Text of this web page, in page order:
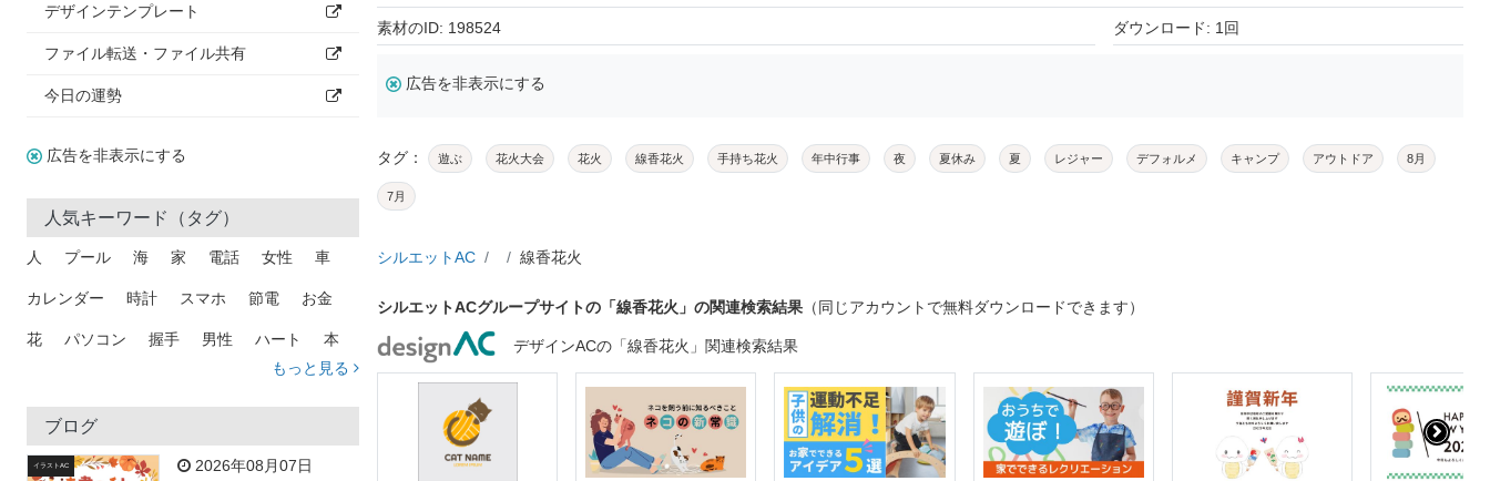
デザインテンプレート
ファイル転送・ファイル共有
今日の運勢
広告を非表示にする
人気キーワード（タグ）
人 プール 海 家 電話 女性 車
カレンダー 時計 スマホ 節電 お金
花 パソコン 握手 男性 ハート 本
トラック 木
吹き出し
飛行機 グラフ ビル 魚 家族 書類
もっと見る
ブログ
イラストAC 2026年08月07日
素材のID: 198524 ダウンロード: 1回
広告を非表示にする
タグ： 遊ぶ 花火大会 花火 線香花火 手持ち花火 年中行事 夜 夏休み 夏 レジャー デフォルメ キャンプ アウトドア 8月
7月
シルエットAC 線香花火
シルエットACグループサイトの「線香花火」の関連検索結果 （同じアカウントで無料ダウンロードできます）
デザインACの「線香花火」関連検索結果